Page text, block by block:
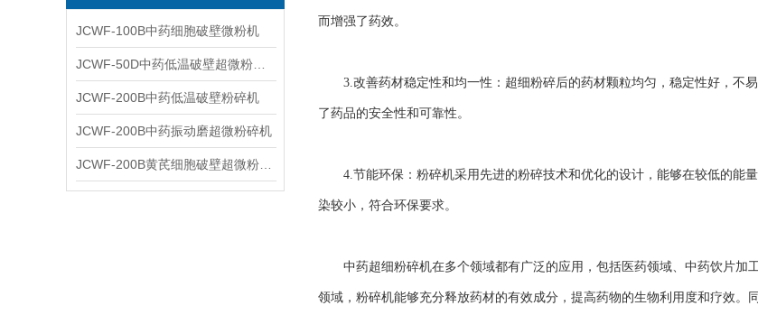
JCWF-100B中药细胞破壁微粉机
JCWF-200B中药低温破壁粉碎机
JCWF-200B中药振动磨超微粉碎机
而增强了药效。
3.改善药材稳定性和均一性：超细粉碎后的药材颗粒均匀，稳定性好，不
了药品的安全性和可靠性。
4.节能环保：粉碎机采用先进的粉碎技术和优化的设计，能够在较低的能
染较小，符合环保要求。
中药超细粉碎机在多个领域都有广泛的应用，包括医药领域、中药饮片加
领域，粉碎机能够充分释放药材的有效成分，提高药物的生物利用度和疗效